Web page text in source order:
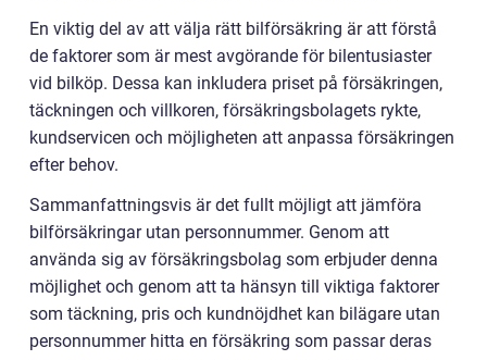
En viktig del av att välja rätt bilförsäkring är att förstå
de faktorer som är mest avgörande för bilentusiaster
vid bilköp. Dessa kan inkludera priset på försäkringen,
täckningen och villkoren, försäkringsbolagets rykte,
kundservicen och möjligheten att anpassa försäkringen
efter behov.
Sammanfattningsvis är det fullt möjligt att jämföra
bilförsäkringar utan personnummer. Genom att
använda sig av försäkringsbolag som erbjuder denna
möjlighet och genom att ta hänsyn till viktiga faktorer
som täckning, pris och kundnöjdhet kan bilägare utan
personnummer hitta en försäkring som passar deras